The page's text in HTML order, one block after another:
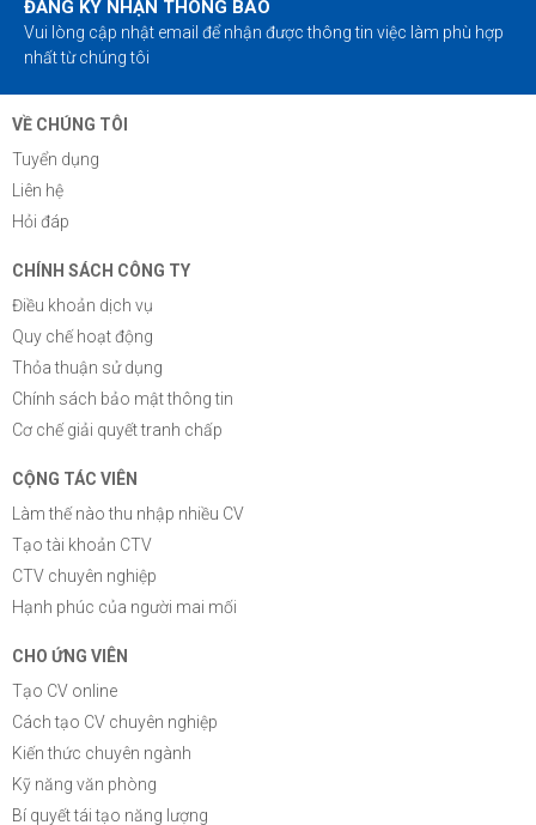
ĐĂNG KÝ NHẬN THÔNG BÁO
Vui lòng cập nhật email để nhận được thông tin việc làm phù hợp
nhất từ chúng tôi
VỀ CHÚNG TÔI
Tuyển dụng
Liên hệ
Hỏi đáp
CHÍNH SÁCH CÔNG TY
Điều khoản dịch vụ
Quy chế hoạt động
Thỏa thuận sử dụng
Chính sách bảo mật thông tin
Cơ chế giải quyết tranh chấp
CỘNG TÁC VIÊN
Làm thế nào thu nhập nhiều CV
Tạo tài khoản CTV
CTV chuyên nghiệp
Hạnh phúc của người mai mối
CHO ỨNG VIÊN
Tạo CV online
Cách tạo CV chuyên nghiệp
Kiến thức chuyên ngành
Kỹ năng văn phòng
Bí quyết tái tạo năng lượng